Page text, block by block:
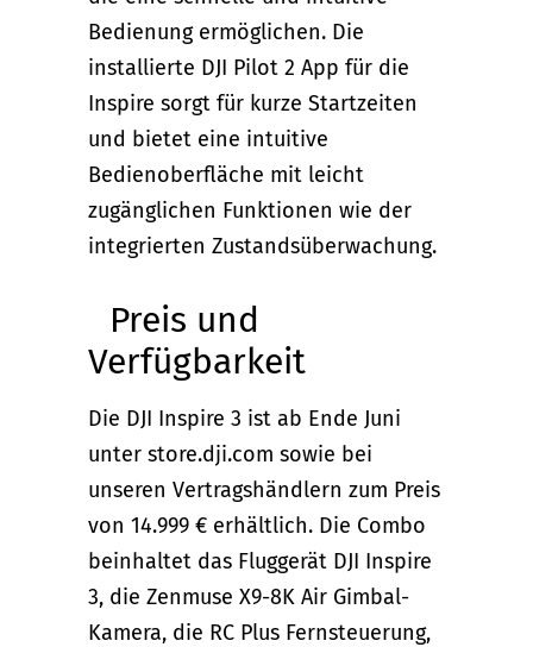
Bedienung ermöglichen. Die
installierte DJI Pilot 2 App für die
Inspire sorgt für kurze Startzeiten
und bietet eine intuitive
Bedienoberfläche mit leicht
zugänglichen Funktionen wie der
integrierten Zustandsüberwachung.
Preis und
Verfügbarkeit
Die DJI Inspire 3 ist ab Ende Juni
unter store.dji.com sowie bei
unseren Vertragshändlern zum Preis
von 14.999 € erhältlich. Die Combo
beinhaltet das Fluggerät DJI Inspire
3, die Zenmuse X9-8K Air Gimbal-
Kamera, die RC Plus Fernsteuerung,